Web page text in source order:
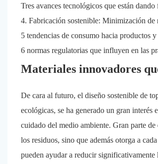
Tres avances tecnológicos que están
4. Fabricación sostenible: Minimización de
5 tendencias de consumo hacia productos
6 normas regulatorias que influyen en las
Materiales innovadores
De cara al futuro, el diseño sostenible de
ecológicas, se ha generado un gran interés
cuidado del medio ambiente. Gran parte
los residuos, sino que además otorga a
pueden ayudar a reducir